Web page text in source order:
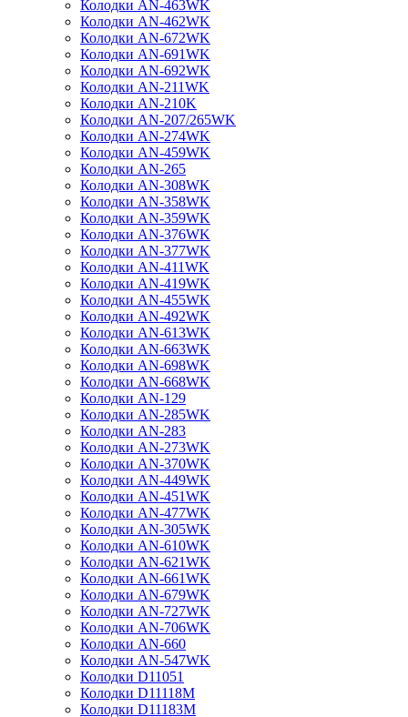
Колодки AN-463WK
Колодки AN-462WK
Колодки AN-672WK
Колодки AN-691WK
Колодки AN-692WK
Колодки AN-211WK
Колодки AN-210K
Колодки AN-207/265WK
Колодки AN-274WK
Колодки AN-459WK
Колодки AN-265
Колодки AN-308WK
Колодки AN-358WK
Колодки AN-359WK
Колодки AN-376WK
Колодки AN-377WK
Колодки AN-411WK
Колодки AN-419WK
Колодки AN-455WK
Колодки AN-492WK
Колодки AN-613WK
Колодки AN-663WK
Колодки AN-698WK
Колодки AN-668WK
Колодки AN-129
Колодки AN-285WK
Колодки AN-283
Колодки AN-273WK
Колодки AN-370WK
Колодки AN-449WK
Колодки AN-451WK
Колодки AN-477WK
Колодки AN-305WK
Колодки AN-610WK
Колодки AN-621WK
Колодки AN-661WK
Колодки AN-679WK
Колодки AN-727WK
Колодки AN-706WK
Колодки AN-660
Колодки AN-547WK
Колодки D11051
Колодки D11118M
Колодки D11183M